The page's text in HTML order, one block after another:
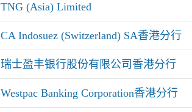
TNG (Asia) Limited
CA Indosuez (Switzerland) SA香港分行
瑞士盈丰银行股份有限公司香港分行
Westpac Banking Corporation香港分行